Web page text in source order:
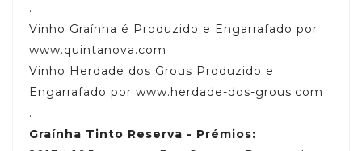
.
Vinho Graínha é Produzido e Engarrafado por
www.quintanova.com
Vinho Herdade dos Grous Produzido e
Engarrafado por www.herdade-dos-grous.com
.
Graínha Tinto Reserva - Prémios: